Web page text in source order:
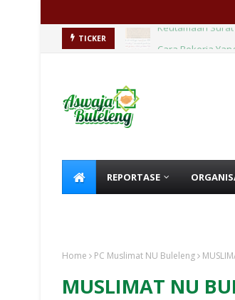
TICKER
REPORTASE
Home PC Muslimat NU Buleleng
MUSLIMAT NU